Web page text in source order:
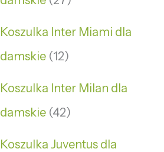
Koszulka Inter Miami dla
damskie 12
Koszulka Inter Milan dla
damskie 42
Koszulka Juventus dla